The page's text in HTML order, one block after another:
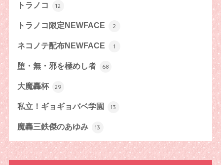
トラノコ 12
トラノコ限定NEWFACE 2
ネコノテ配布NEWFACE 1
堕・無・邪を極めし者 68
大魔轟杯 29
私立！ギョギョバベ学園 13
魔轟三鉄傑のあゆみ 13